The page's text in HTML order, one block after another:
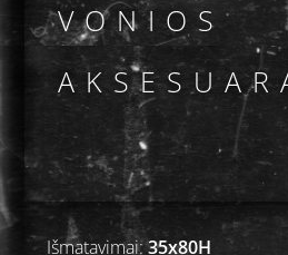
VONIOS
Išmatavimai:35x80H